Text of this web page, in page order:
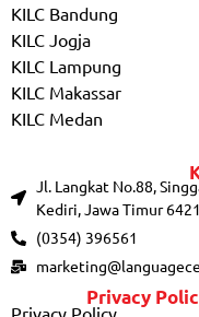
KILC Bandung
KILC Jogja
KILC Lampung
KILC Makassar
KILC Medan
Jl. Langkat No.88,
Kediri, Jawa Timur
(0354) 396561
Privacy